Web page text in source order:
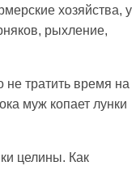
хозяйства, у
рыхление,
тратить время на
муж копает лунки
целины. Как